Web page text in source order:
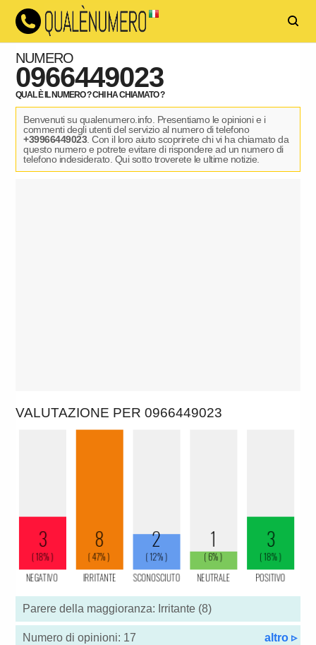
NUMERO
0966449023
QUAL È IL NUMERO ? CHI HA CHIAMATO ?
Benvenuti su qualenumero.info. Presentiamo le opinioni e i
commenti degli utenti del servizio al numero di telefono
+39966449023. Con il loro aiuto scoprirete chi vi ha chiamato da
questo numero e potrete evitare di rispondere ad un numero di
telefono indesiderato. Qui sotto troverete le ultime notizie.
VALUTAZIONE PER 0966449023
Parere della maggioranza: Irritante (8)
Numero di opinioni: 17 altro ▹